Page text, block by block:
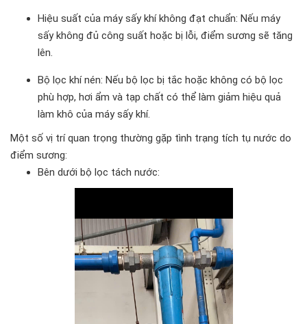
Hiệu suất của máy sấy khí không đạt chuẩn: Nếu máy
sấy không đủ công suất hoặc bị lỗi, điểm sương sẽ tăng
lên.
Bộ lọc khí nén: Nếu bộ lọc bị tắc hoặc không có bộ lọc
phù hợp, hơi ẩm và tạp chất có thể làm giảm hiệu quả
làm khô của máy sấy khí.
Một số vị trí quan trọng thường gặp tình trạng tích tụ nước do
điểm sương:
Bên dưới bộ lọc tách nước: